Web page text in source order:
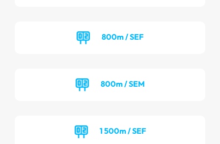
800m / SEF
800m / SEM
1 500m / SEF